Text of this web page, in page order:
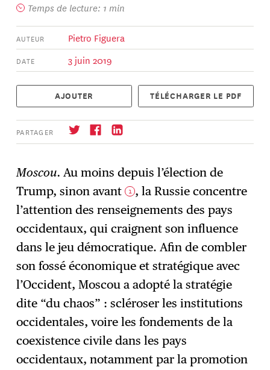
Temps de lecture: 1 min
AUTEUR Pietro Figuera
DATE 3 juin 2019
AJOUTER TÉLÉCHARGER LE PDF
PARTAGER
→ S'abonner
Moscou.Au moins depuis l’élection de
Trump, sinon avant 1 , la Russie concentre
l’attention des renseignements des pays
occidentaux, qui craignent son influence
dans le jeu démocratique. Afin de combler
son fossé économique et stratégique avec
l’Occident, Moscou a adopté la stratégie
dite “du chaos” : scléroser les institutions
occidentales, voire les fondements de la
coexistence civile dans les pays
occidentaux, notamment par la promotion